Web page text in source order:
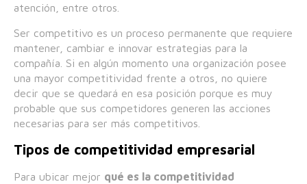
atención, entre otros.
Ser competitivo es un proceso permanente que requiere
mantener, cambiar e innovar estrategias para la
compañía. Si en algún momento una organización posee
una mayor competitividad frente a otros, no quiere
decir que se quedará en esa posición porque es muy
probable que sus competidores generen las acciones
necesarias para ser más competitivos.
Tipos de competitividad empresarial
Para ubicar mejor qué es la competitividad